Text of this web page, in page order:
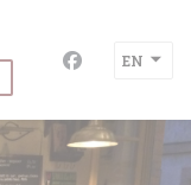
Facebook
EN